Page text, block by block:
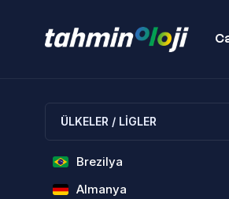
ÜLKELER / LİGLER
Brezilya
Almanya